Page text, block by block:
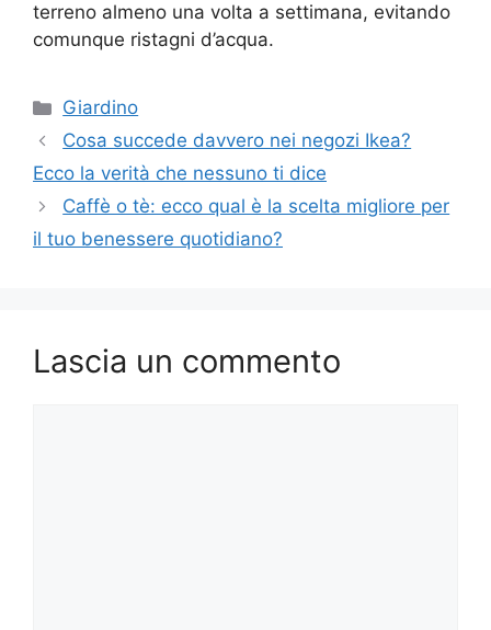
terreno almeno una volta a settimana, evitando
comunque ristagni d’acqua.
Categorie
Giardino
Cosa succede davvero nei negozi Ikea?
Ecco la verità che nessuno ti dice
Caffè o tè: ecco qual è la scelta migliore per
il tuo benessere quotidiano?
Lascia un commento